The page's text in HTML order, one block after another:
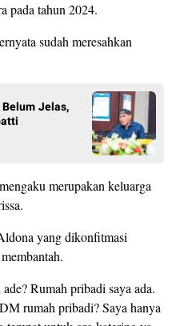
pada tahun 2024.
sudah meresahkan
Jelas,
merupakan keluarga
yang dikonfitmasi
Rumah pribadi saya ada.
rumah pribadi? Saya hanya